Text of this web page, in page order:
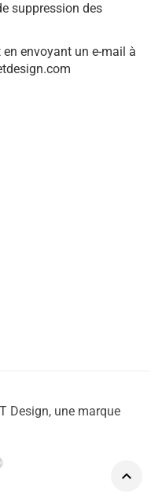
suppression des
en envoyant un e-mail à
Design, une marque